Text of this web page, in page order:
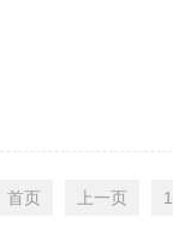
首页 上一页 1